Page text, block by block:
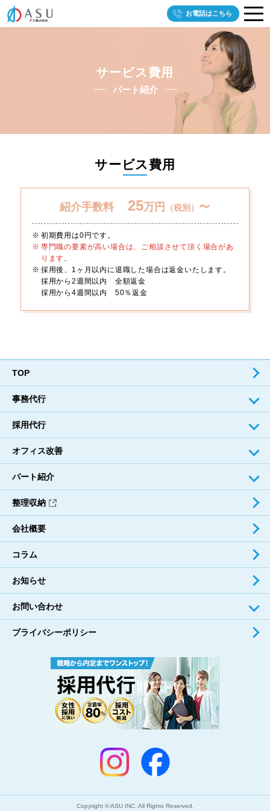
お電話はこちら
サービス費用
パート紹介
サービス費用
紹介手数料 25万円 （税別） 〜
初期費用は0円です。
専門職の要素が高い場合は、ご相談させて頂く場合があ
ります。
採用後、1ヶ月以内に退職した場合は返金いたします。
採用から2週間以内 全額返金
採用から4週間以内 50％返金
TOP
事務代⾏
採⽤代⾏
オフィス改善
パート紹介
整理収納
会社概要
コラム
お知らせ
お問い合わせ
プライバシーポリシー
Copyright © ASU INC. All Rights Reserved.